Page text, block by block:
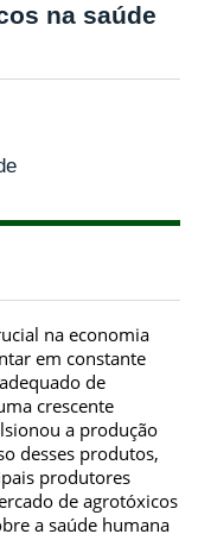
na saúde
na economia
em constante
de
crescente
a produção
desses produtos,
produtores
de agrotóxicos
a saúde humana